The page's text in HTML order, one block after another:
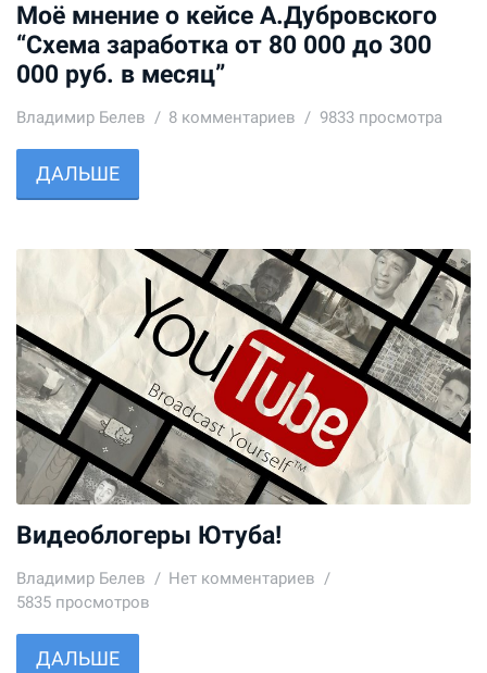
Моё мнение о кейсе А.Дубровского
“Cхема заработка от 80 000 до 300
000 руб. в месяц”
Владимир Белев 8 комментариев 9833 просмотра
ДАЛЬШЕ
Видеоблогеры Ютуба!
Владимир Белев
Нет комментариев
5835 просмотров
ДАЛЬШЕ